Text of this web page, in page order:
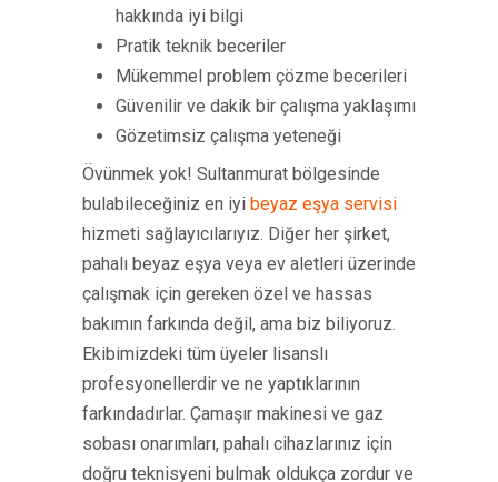
hakkında iyi bilgi
Pratik teknik beceriler
Mükemmel problem çözme becerileri
Güvenilir ve dakik bir çalışma yaklaşımı
Gözetimsiz çalışma yeteneği
Övünmek yok! Sultanmurat bölgesinde
bulabileceğiniz en iyi beyaz eşya servisi
hizmeti sağlayıcılarıyız. Diğer her şirket,
pahalı beyaz eşya veya ev aletleri üzerinde
çalışmak için gereken özel ve hassas
bakımın farkında değil, ama biz biliyoruz.
Ekibimizdeki tüm üyeler lisanslı
profesyonellerdir ve ne yaptıklarının
farkındadırlar. Çamaşır makinesi ve gaz
sobası onarımları, pahalı cihazlarınız için
doğru teknisyeni bulmak oldukça zordur ve